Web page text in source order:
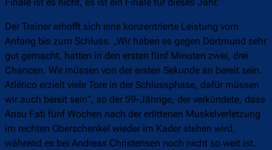
Finale ist es nicht, es ist ein Finale für dieses Jahr.“
Der Trainer erhofft sich eine konzentrierte Leistung vom
Anfang bis zum Schluss. „Wir haben es gegen Dortmund sehr
gut gemacht, hatten in den ersten fünf Minuten zwei, drei
Chancen. Wir müssen von der ersten Sekunde an bereit sein.
Atlético erzielt viele Tore in der Schlussphase, dafür müssen
wir auch bereit sein“, so der 59-Jährige, der verkündete, dass
Ansu Fati fünf Wochen nach der erlittenen Muskelverletzung
im rechten Oberschenkel wieder im Kader stehen wird,
während es bei Andreas Christensen noch nicht so weit ist.